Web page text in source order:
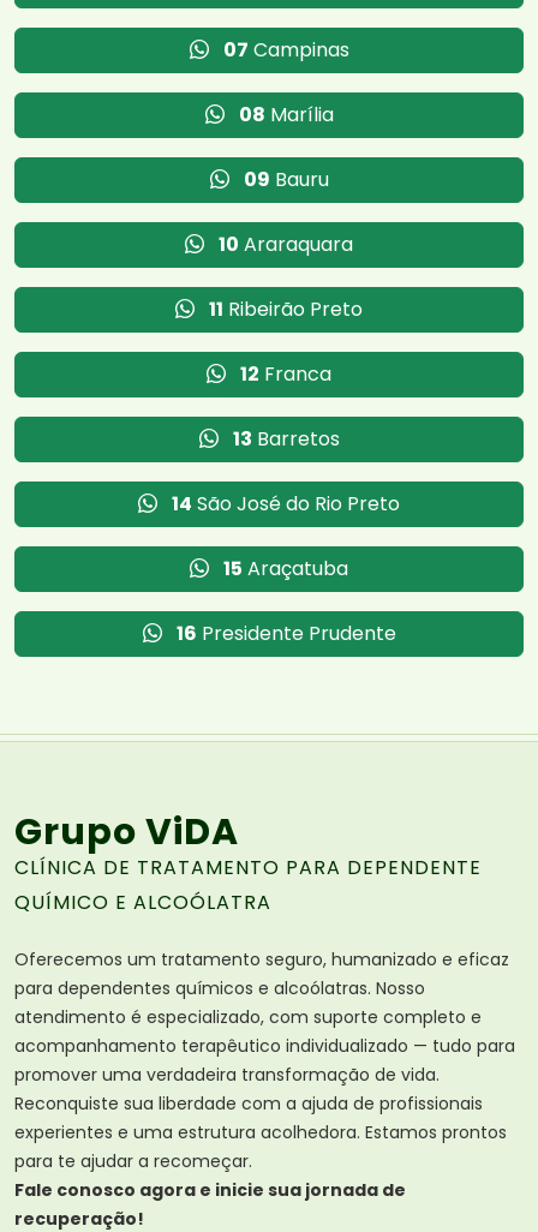
07 Campinas
08 Marília
09 Bauru
10 Araraquara
11 Ribeirão Preto
12 Franca
13 Barretos
14 São José do Rio Preto
15 Araçatuba
16 Presidente Prudente
Grupo ViDA
CLÍNICA DE TRATAMENTO PARA DEPENDENTE
QUÍMICO E ALCOÓLATRA
Oferecemos um tratamento seguro, humanizado e eficaz
para dependentes químicos e alcoólatras. Nosso
atendimento é especializado, com suporte completo e
acompanhamento terapêutico individualizado — tudo para
promover uma verdadeira transformação de vida.
Reconquiste sua liberdade com a ajuda de profissionais
experientes e uma estrutura acolhedora. Estamos prontos
para te ajudar a recomeçar.
Fale conosco agora e inicie sua jornada de
recuperação!